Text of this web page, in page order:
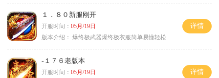
１．８０新服刚开
开服时间： 05月/19日
版本介绍： 爆终极武器爆终极衣服简单易懂轻松满级
详情
-１７６老版本
开服时间： 05月/19日
详情